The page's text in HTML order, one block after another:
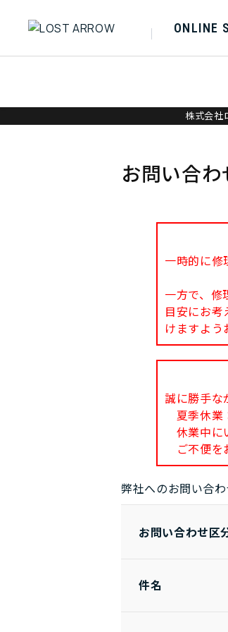
ONLINE
株式会社
お問い合わ
一時的に修
一方で、修
目安にお
けますよう
誠に勝手な
夏季休業
休業中に
ご不便を
弊社へのお問い合
お問い合わせ区
件名